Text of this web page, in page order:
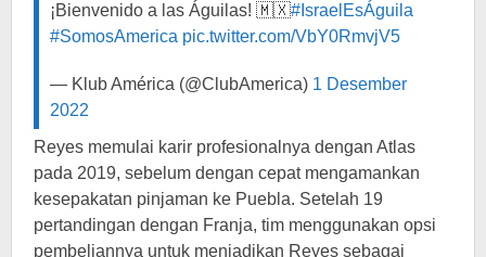
¡Bienvenido a las Águilas! 🇲🇽#IsraelEsÁguila
#SomosAmerica pic.twitter.com/VbY0RmvjV5
— Klub América (@ClubAmerica) 1 Desember
2022
Reyes memulai karir profesionalnya dengan Atlas
pada 2019, sebelum dengan cepat mengamankan
kesepakatan pinjaman ke Puebla. Setelah 19
pertandingan dengan Franja, tim menggunakan opsi
pembeliannya untuk menjadikan Reyes sebagai